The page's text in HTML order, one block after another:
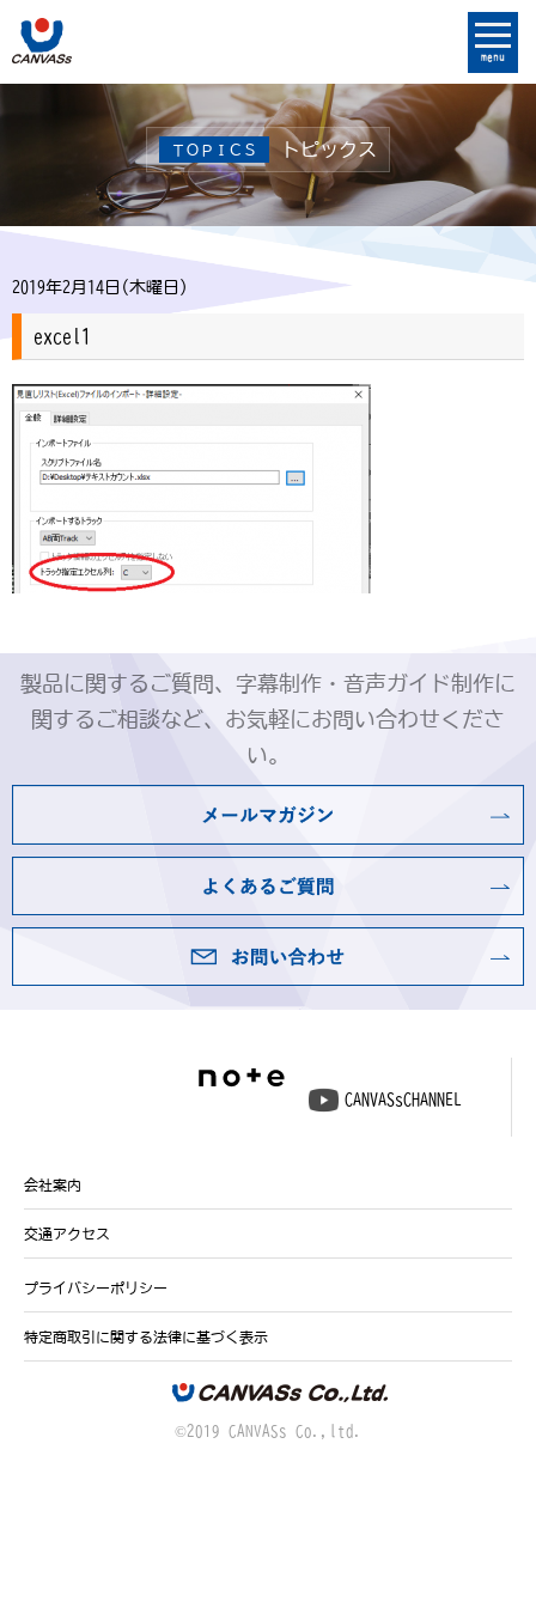
menu
ＴＯＰＩＣＳ トピックス
2019年2月14日(木曜日)
excel1
製品に関するご質問、字幕制作・音声ガイド制作に
関するご相談など、お気軽にお問い合わせくださ
い。
CANVASsCHANNEL
会社案内
交通アクセス
プライバシーポリシー
特定商取引に関する法律に基づく表示
©2019 CANVASs Co.,ltd.